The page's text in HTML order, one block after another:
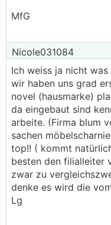
MfG
Nicole031084
Ich weiss ja nicht
wir haben uns grad
novel (hausmarke)
da eingebaut sind
arbeite. (Firma blum
sachen
top!! ( kommt
besten den filialleiter
zwar zu
denke es wird die
Lg